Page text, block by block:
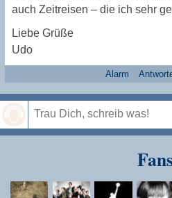
auch Zeitreisen – die ich sehr
Liebe Grüße
Udo
Alarm